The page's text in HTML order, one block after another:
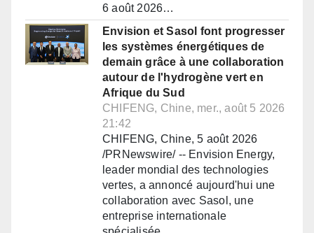
6 août 2026…
Envision et Sasol font progresser
les systèmes énergétiques de
demain grâce à une collaboration
autour de l'hydrogène vert en
Afrique du Sud
CHIFENG, Chine, mer., août 5 2026
21:42
CHIFENG, Chine, 5 août 2026
/PRNewswire/ -- Envision Energy,
leader mondial des technologies
vertes, a annoncé aujourd'hui une
collaboration avec Sasol, une
entreprise internationale